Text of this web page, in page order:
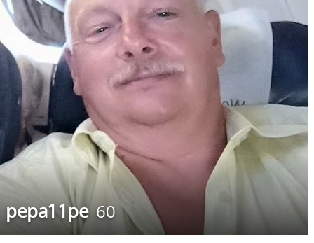
pepa11pe 60